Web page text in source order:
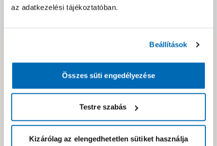
az adatkezelési tájékoztatóban.
Beállítások
Összes süti engedélyezése
Testre szabás
Kizárólag az elengedhetetlen sütiket használja
Neked ajánljuk!